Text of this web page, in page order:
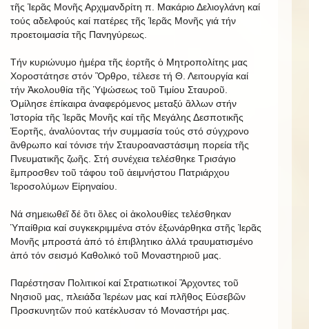
τῆς Ἱερᾶς Μονῆς Αρχιμανδρίτη π. Μακάριο Δελιογλάνη καί
τούς αδελφούς καί πατέρες τῆς Ἱερᾶς Μονῆς γιά τήν
προετοιμασία τῆς Πανηγύρεως.
Τήν κυριώνυμο ἡμέρα τῆς ἑορτῆς ὁ Μητροπολίτης μας
Χοροστάτησε στόν Ὂρθρο, τέλεσε τή Θ. Λειτουργία καί
τήν Ἀκολουθία τῆς Ὑψώσεως τοῦ Τιμίου Σταυροῦ.
Ὁμίλησε ἐπίκαιρα ἀναφερόμενος μεταξύ ἂλλων στήν
Ἱστορία τῆς Ἱερᾶς Μονῆς καί τῆς Μεγάλης Δεσποτικῆς
Ἑορτῆς, ἀναλύοντας τήν συμμασία τούς στό σύγχρονο
ἂνθρωπο καί τόνισε τήν Σταυροαναστάσιμη πορεία τῆς
Πνευματικῆς ζωῆς. Στή συνέχεια τελέσθηκε Τρισάγιο
ἒμπροσθεν τοῦ τάφου τοῦ ἀειμνήστου Πατριάρχου
Ἰεροσολύμων Εἰρηναίου.
Νά σημειωθεῖ δέ ὃτι ὃλες οἱ ἀκολουθίες τελέσθηκαν
Ὑπαίθρια καί συγκεκριμμένα στόν ἐξωνάρθηκα στῆς Ἱερᾶς
Μονῆς μπροστά ἀπό τό ἐπιβλητικο ἀλλά τραυματισμένο
ἀπό τόν σεισμό Καθολικό τοῦ Μοναστηριοῦ μας.
Παρέστησαν Πολιτικοί καί Στρατιωτικοί Ἂρχοντες τοῦ
Νησιοῦ μας, πλειάδα Ἱερέων μας καί πλῆθος Εὐσεβῶν
Προσκυνητῶν πού κατέκλυσαν τό Μοναστήρι μας.